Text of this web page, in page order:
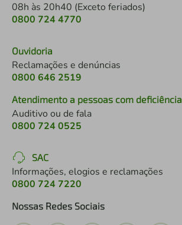
08h às 20h40 (Exceto feriados)
0800 724 4770
Ouvidoria
Reclamações e denúncias
0800 646 2519
Atendimento a pessoas com deficiência
Auditivo ou de fala
0800 724 0525
SAC
Informações, elogios e reclamações
0800 724 7220
Nossas Redes Sociais